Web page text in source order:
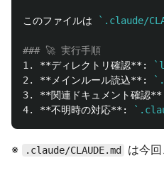
このファイルは `.claude/
### 🚀 実行手順
1.
**ディレクトリ確認** :
2.
**メインルール読込** :
3.
**関連ドキュメント確認**
4.
**不明時の対応** :
※ .claude/CLAUDE.md は今